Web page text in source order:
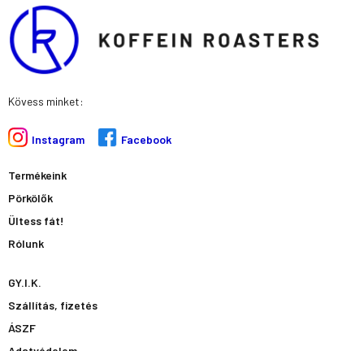
Kövess minket:
Instagram Facebook
Termékeink
Pörkölők
Ültess fát!
Rólunk
GY.I.K.
Szállítás, fizetés
ÁSZF